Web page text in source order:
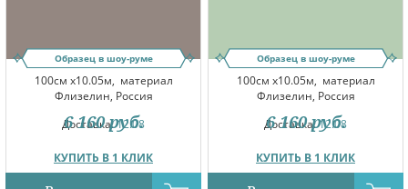
Образец в шоу-руме
100см x10.05м, материал
Флизелин, Россия
Доставка:12.08
КУПИТЬ В 1 КЛИК
6 160 руб.
Образец в шоу-руме
100см x10.05м, материал
Флизелин, Россия
Доставка:12.08
КУПИТЬ В 1 КЛИК
6 160 руб.